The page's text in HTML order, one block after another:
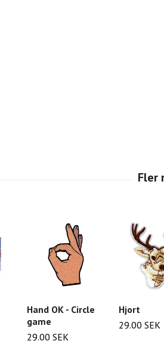
Hand OK - Circle
game
29.00 SEK
Hjort
29.00 SEK